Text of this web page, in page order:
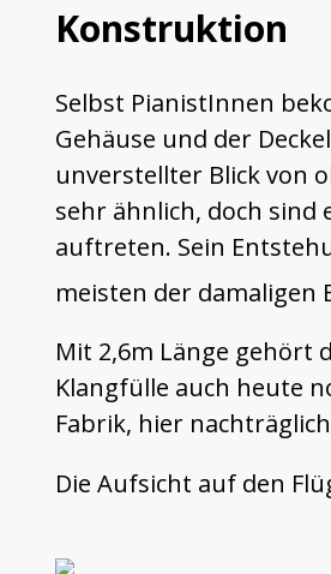
Konstruktion
Selbst PianistInnen
Gehäuse und der
unverstellter Blick von
sehr ähnlich, doch
auftreten. Sein
meisten der damaligen
Mit 2,6m Länge gehört
Klangfülle auch heute
Fabrik, hier
Die Aufsicht auf den